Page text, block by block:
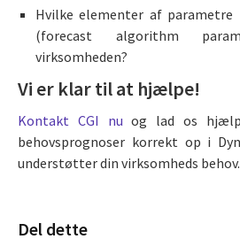
Hvilke elementer af
(forecast algorithm
virksomheden?
Vi er klar til at hjælpe!
Kontakt CGI nu og lad os
behovsprognoser korrekt op i
understøtter din virksomheds behov.
Del dette